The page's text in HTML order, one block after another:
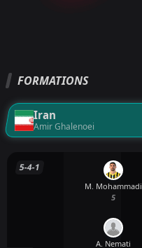
FORMATIONS
Iran
Amir Ghalenoei
5-4-1
A. Nemati
M. Mohammadi
5